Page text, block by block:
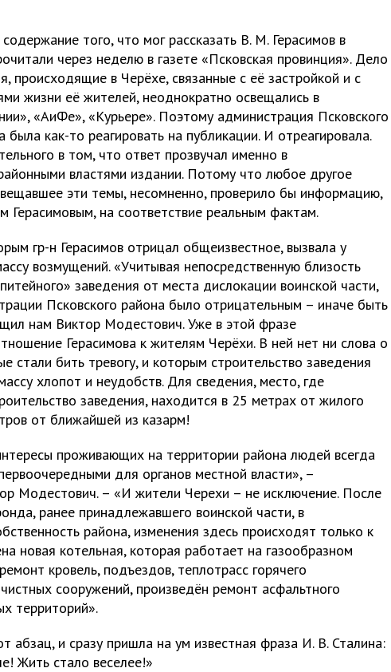
того, что мог рассказать В. М. Герасимов в
через неделю в газете «Псковская провинция». Дело
происходящие в Черёхе, связанные с её застройкой и с
жизни её жителей, неоднократно освещались в
«АиФе», «Курьере». Поэтому администрация Псковского
как-то реагировать на публикации. И отреагировала.
в том, что ответ прозвучал именно в
властями издании. Потому что любое другое
эти темы, несомненно, проверило бы информацию,
Герасимовым, на соответствие реальным фактам.
гр-н Герасимов отрицал общеизвестное, вызвала у
возмущений. «Учитывая непосредственную близость
заведения от места дислокации воинской части,
Псковского района было отрицательным – иначе быть
нам Виктор Модестович. Уже в этой фразе
Герасимова к жителям Черёхи. В ней нет ни слова о
стали бить тревогу, и которым строительство заведения
хлопот и неудобств. Для сведения, место, где
заведения, находится в 25 метрах от жилого
от ближайшей из казарм!
проживающих на территории района людей всегда
для органов местной власти», –
Модестович. – «И жители Черехи – не исключение. После
ранее принадлежавшего воинской части, в
района, изменения здесь происходят только к
новая котельная, которая работает на газообразном
кровель, подъездов, теплотрасс горячего
сооружений, произведён ремонт асфальтного
территорий».
абзац, и сразу пришла на ум известная фраза И. В. Сталина:
Жить стало веселее!»